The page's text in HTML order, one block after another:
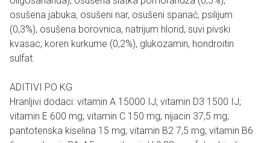
osušena jabuka, osušeni nar, osušeni spanać, psilijum
(0,3%), osušena borovnica, natrijum hlorid, suvi pivski
kvasac, koren kurkume (0,2%), glukozamin, hondroitin
sulfat.
ADITIVI PO KG
Hranljivi dodaci: vitamin A 15000 IJ; vitamin D3 1500 IJ;
vitamin E 600 mg; vitamin C 150 mg; nijacin 37,5 mg;
pantotenska kiselina 15 mg; vitamin B2 7,5 mg; vitamin B6